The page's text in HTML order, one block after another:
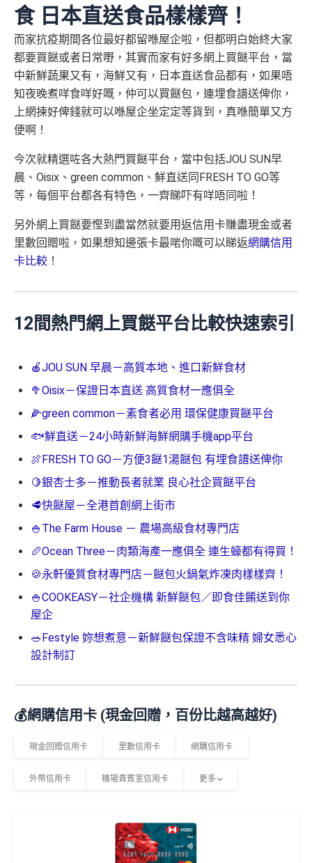
食 日本直送食品樣樣齊！
而家抗疫期間各位最好都留喺屋企啦，但都明白始終大家
都要買餸或者日常嘢，其實而家有好多網上買餸平台，當
中新鮮蔬果又有，海鮮又有，日本直送食品都有，如果唔
知夜晚煮咩食咩好嘅，仲可以買餸包，連埋食譜送俾你，
上網揀好俾錢就可以喺屋企坐定定等貨到，真喺簡單又方
便啊！
今次就精選咗各大熱門買餸平台，當中包括JOU SUN早
晨、Oisix、green common、鮮直送同FRESH TO GO等
等，每個平台都各有特色，一齊睇吓有咩唔同啦！
另外網上買餸要慳到盡當然就要用返信用卡賺盡現金或者
里數回贈啦，如果想知邊張卡最啱你嘅可以睇返網購信用
卡比較 ！
12間熱門網上買餸平台比較快速索引
🍎JOU SUN 早晨－高質本地、進口新鮮食材
🥦Oisix－保證日本直送 高質食材一應俱全
🌽green common－素食者必用 環保健康買餸平台
🐟鮮直送－24小時新鮮海鮮網購手機app平台
🍖FRESH TO GO－方便3餸1湯餸包 有埋食譜送俾你
🍋銀杏士多－推動長者就業 良心社企買餸平台
🥩快餸屋－全港首創網上街市
🍚The Farm House － 農場高級食材專門店
🥖Ocean Three－肉類海產一應俱全 連生蠔都有得買！
🍪永軒優質食材專門店－餸包火鍋氣炸凍肉樣樣齊！
🍚COOKEASY－社企機構 新鮮餸包／即食佳餚送到你
屋企
🥗Festyle 妳想煮意－新鮮餸包保證不含味精 婦女悉心
設計制訂
💰網購信用卡 (現金回贈，百份比越高越好)
現金回贈信用卡 里數信用卡 網購信用卡
外幣信用卡 機場貴賓室信用卡 更多